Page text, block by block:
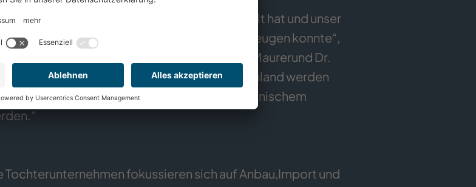
während des Vergabeverfahrens ausgezahlt hat und unser
die deutsche Cannabisagenturüberzeugen konnte“,
Dr. Adrian Fischer, Dr. Cornelius Maurerund Dr.
Produzent der ersten Stunde in Deutschland werden
soll auch bei der Produktion von medizinischem
Tochterunternehmen fokussieren sich auf Anbau,Import und